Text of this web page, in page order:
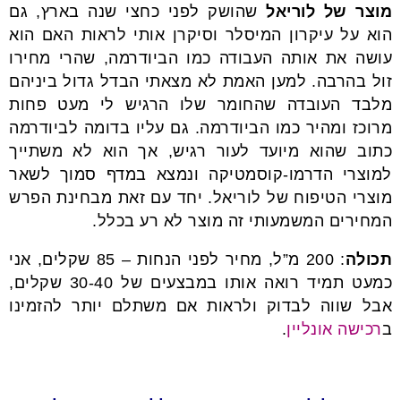
מוצר של לוריאלשהושק לפני כחצי שנה בארץ, גם
הוא על עיקרון המיסלר וסיקרן אותי לראות האם הוא
עושה את אותה העבודה כמו הביודרמה, שהרי מחירו
זול בהרבה. למען האמת לא מצאתי הבדל גדול ביניהם
מלבד העובדה שהחומר שלו הרגיש לי מעט פחות
מרוכז ומהיר כמו הביודרמה. גם עליו בדומה לביודרמה
כתוב שהוא מיועד לעור רגיש, אך הוא לא משתייך
למוצרי הדרמו-קוסמטיקה ונמצא במדף סמוך לשאר
מוצרי הטיפוח של לוריאל. יחד עם זאת מבחינת הפרש
המחירים המשמעותי זה מוצר לא רע בכלל.
תכולה
: 200 מ”ל, מחיר לפני הנחות – 85 שקלים, אני
כמעט תמיד רואה אותו במבצעים של 30-40 שקלים,
אבל שווה לבדוק ולראות אם משתלם יותר להזמינו
ברכישה אונליין.